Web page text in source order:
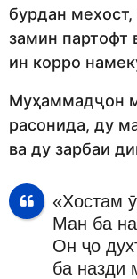
бурдан
замин партофт
ин корро
Муҳаммадҷон
расонида, ду
ва ду зарбаи
«Хостам
Ман ба
Он ҷо
ба назди